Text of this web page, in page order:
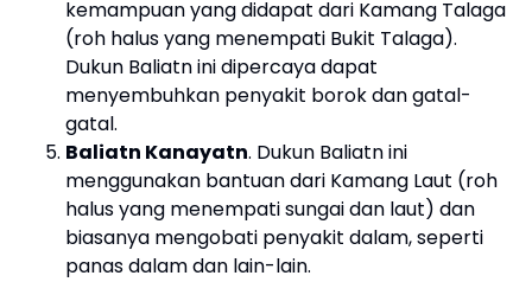
kemampuan yang didapat dari Kamang Talaga
(roh halus yang menempati Bukit Talaga).
Dukun Baliatn ini dipercaya dapat
menyembuhkan penyakit borok dan gatal-
gatal.
Baliatn Kanayatn. Dukun Baliatn ini
menggunakan bantuan dari Kamang Laut (roh
halus yang menempati sungai dan laut) dan
biasanya mengobati penyakit dalam, seperti
panas dalam dan lain-lain.